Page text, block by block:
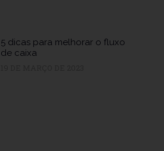
5 dicas para melhorar o fluxo
de caixa